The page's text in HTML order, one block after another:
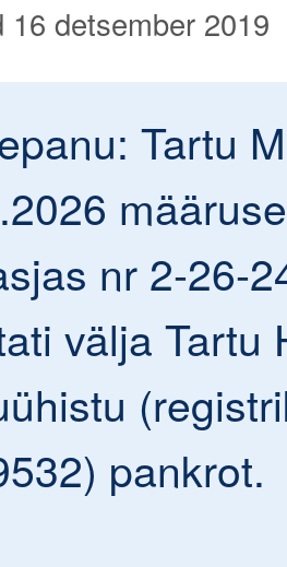
16 detsember 2019
Tartu
nr 2-26-
välja Tartu
pankrot.